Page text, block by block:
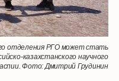
отделения РГО может стать
казахстанского научного
Фото: Дмитрий Грудинин